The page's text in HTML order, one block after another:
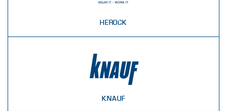
HEROCK
KNAUF